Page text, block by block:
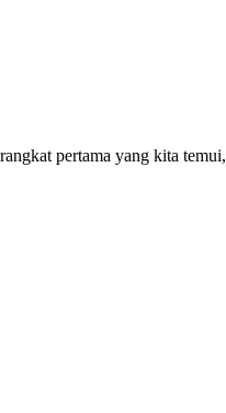
pertama yang kita temui,